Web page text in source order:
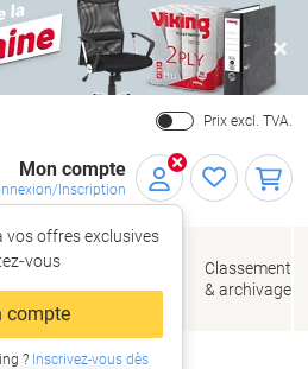
Prix excl. TVA.
Mon compte
Inscription
vos offres exclusives
compte
?Inscrivez-vous dès
de bureau
Classement
& archivage